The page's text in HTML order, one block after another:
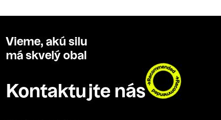
Vieme, akú silu
má skvelý obal
Kontaktujte nás